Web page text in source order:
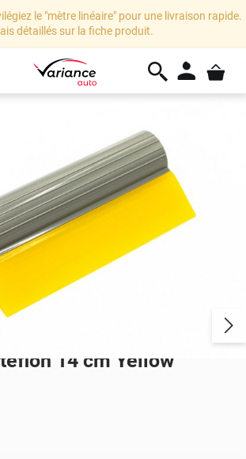
le "mètre linéaire" pour une livraison rapide.
détaillés sur la fiche produit.
14 cm Yellow